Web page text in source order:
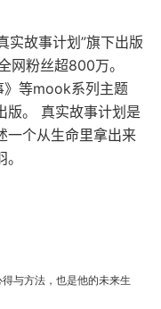
实故事计划”旗下出版
网粉丝超800万。
》等mook系列主题
版。 真实故事计划是
一个从生命里拿出来
与方法，也是他的未来生